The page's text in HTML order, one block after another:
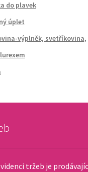
do plavek
úplet
výplněk, svetříkovina,
tržeb je